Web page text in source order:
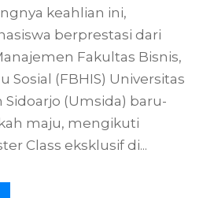
keahlian ini,
berprestasi dari
Fakultas Bisnis,
Sosial (FBHIS) Universitas
(Umsida) baru-
maju, mengikuti
Class eksklusif di...